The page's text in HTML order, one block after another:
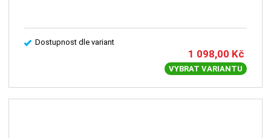
Dostupnost dle variant
1 098,00 Kč
VYBRAT VARIANTU